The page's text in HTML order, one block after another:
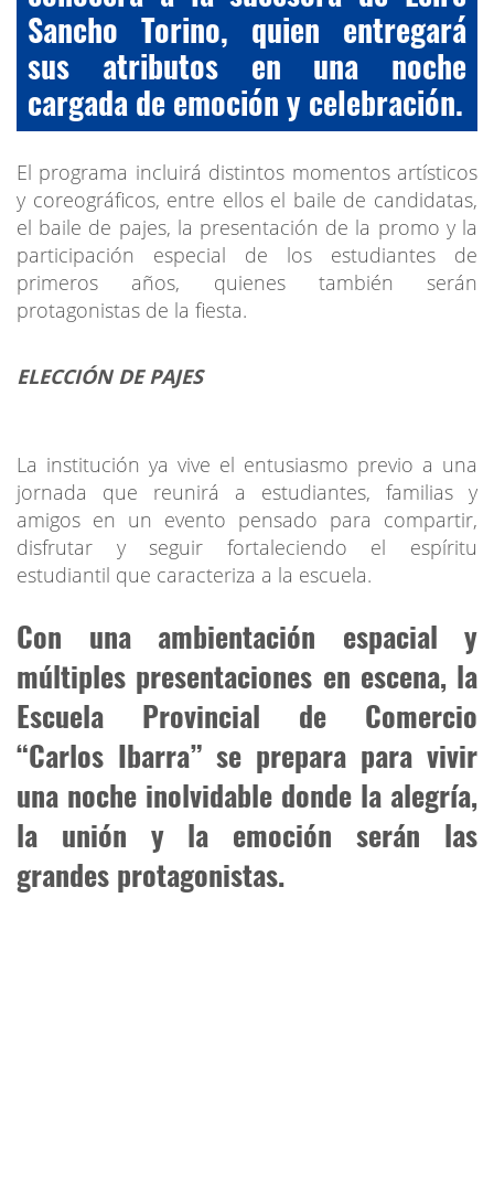
Sancho Torino, quien entregará
sus atributos en una noche
cargada de emoción y celebración.
El programa incluirá distintos momentos artísticos
y coreográficos, entre ellos el baile de candidatas,
el baile de pajes, la presentación de la promo y la
participación especial de los estudiantes de
primeros años, quienes también serán
protagonistas de la fiesta.
ELECCIÓN DE PAJES
La institución ya vive el entusiasmo previo a una
jornada que reunirá a estudiantes, familias y
amigos en un evento pensado para compartir,
disfrutar y seguir fortaleciendo el espíritu
estudiantil que caracteriza a la escuela.
Con una ambientación espacial y
múltiples presentaciones en escena, la
Escuela Provincial de Comercio
“Carlos Ibarra” se prepara para vivir
una noche inolvidable donde la alegría,
la unión y la emoción serán las
grandes protagonistas.